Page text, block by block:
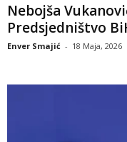
Nebojša
Predsjedništvo
Enver Smajić - 18 Maja, 2026